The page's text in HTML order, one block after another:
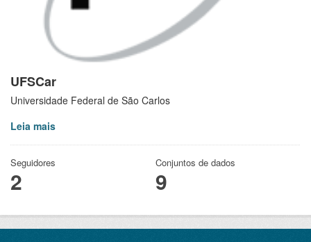
UFSCar
Universidade Federal de São Carlos
Leia mais
Seguidores
2
Conjuntos de dados
9